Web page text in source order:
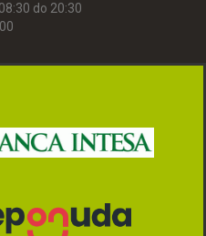
do 20:30